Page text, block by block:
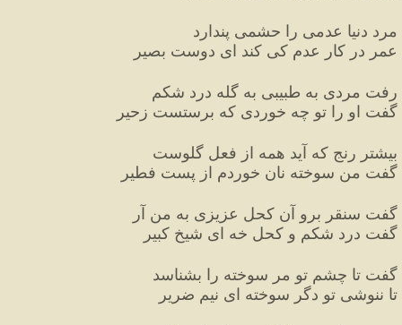
مرد دنیا عدمی را حشمی پندارد
عمر در کار عدم کی کند ای دوست بصیر
رفت مردی به طبیبی به گله درد شکم
گفت او را تو چه خوردی که برستست زحیر
بیشتر رنج که آید همه از فعل گلوست
گفت من سوخته نان خوردم از پست فطیر
گفت سنقر برو آن کحل عزیزی به من آر
گفت درد شکم و کحل خه ای شیخ کبیر
گفت تا چشم تو مر سوخته را بشناسد
تا ننوشی تو دگر سوخته ای نیم ضریر